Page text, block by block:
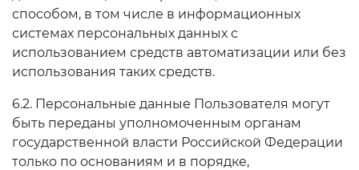
способом, в том числе в информационных
системах персональных данных с
использованием средств автоматизации или без
использования таких средств.
6.2. Персональные данные Пользователя могут
быть переданы уполномоченным органам
государственной власти Российской Федерации
только по основаниям и в порядке,